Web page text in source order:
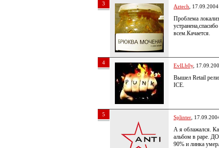
3 Aztech ,
Проблема
устранена,спасибо
всем.Качается.
4 EvlLb0y,
Вышел Retail
ICE.
5 Splinter ,
А я облажался.
альбом в раре.
90% и линка